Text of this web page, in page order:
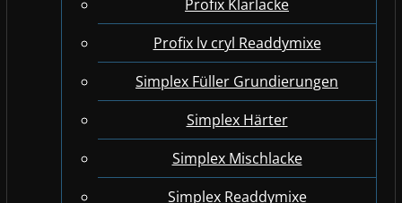
Profix Klarlacke
Profix lv cryl Readdymixe
Simplex Füller Grundierungen
Simplex Härter
Simplex Mischlacke
Simplex Readdymixe